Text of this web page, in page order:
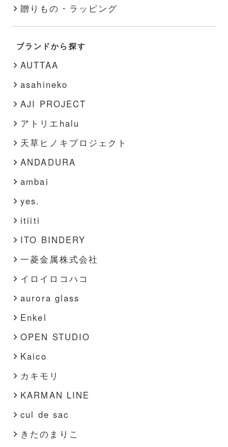
文房具
その他
靴下
インナー
その他
季節のものの一覧
秋・冬
春・夏
贈りもの・ラッピング
ブランドから探す
AUTTAA
asahineko
AJI PROJECT
アトリエhalu
天草ヒノキプロジェクト
ANDADURA
ambai
yes.
itiiti
ITO BINDERY
一菱金属株式会社
イロイロコハコ
aurora glass
Enkel
OPEN STUDIO
Kaico
カキモリ
KARMAN LINE
cul de sac
きたのまりこ